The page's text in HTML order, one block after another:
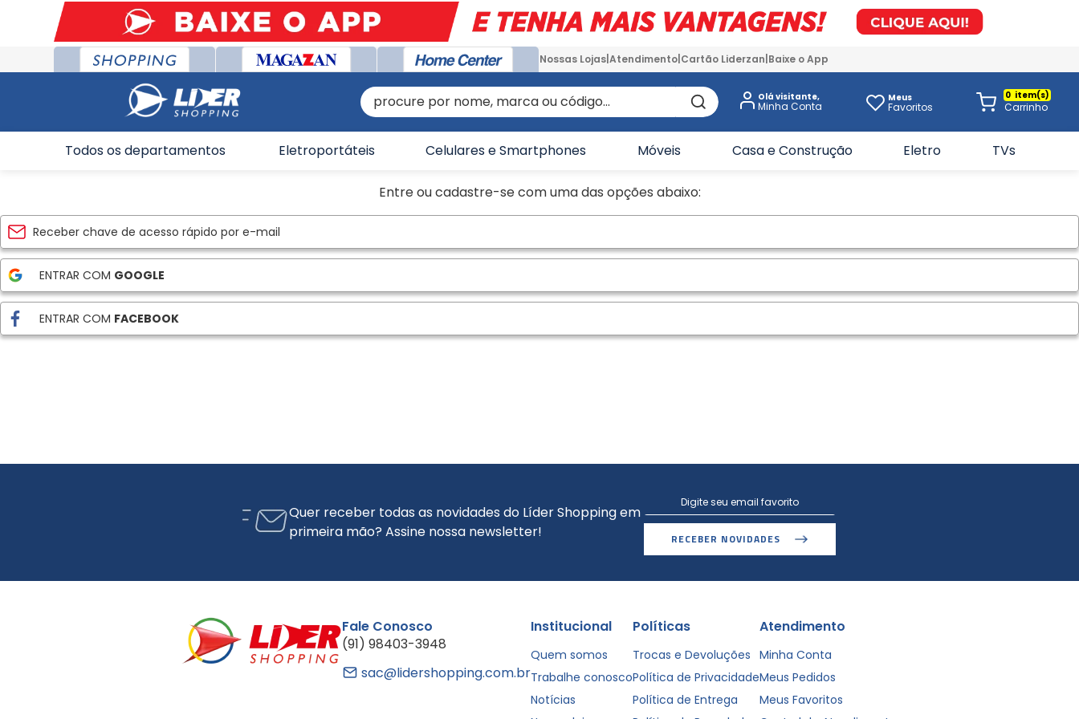
Nossas Lojas Atendimento Cartão Liderzan Baixe o App
procure por nome, marca ou código... Olá visitante, Meus
Favoritos
0
Todos os departamentos Eletroportáteis Celulares e Smartphones Móveis Casa e Construção Eletro TVs
ENTRAR COM GOOGLE
ENTRAR COM FACEBOOK
Quer receber todas as novidades do Líder Shopping em
primeira mão? Assine nossa newsletter!
RECEBER NOVIDADES
Fale Conosco
(91) 98403-3948
sac@lidershopping.com.br
Institucional
Quem somos
Trabalhe conosco
Notícias
Políticas
Trocas e Devoluções
Política de Privacidade
Política de Entrega
Atendimento
Minha Conta
Meus Pedidos
Meus Favoritos